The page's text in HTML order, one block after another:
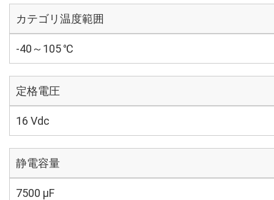
カテゴリ温度範囲
-40～105 ℃
定格電圧
16 Vdc
静電容量
7500 µF